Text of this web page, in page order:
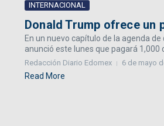
INTERNACIONAL
Donald Trump ofrece un
En un nuevo capítulo de la agenda
anunció este lunes que pagará 1,000
Redacción Diario Edomex 6 de mayo
Read More